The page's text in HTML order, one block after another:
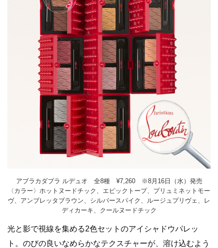
アブラカダブラ ルデュオ 全8種 ¥7,260 ※8月16日（水）発売
〈カラー〉ホットヌードチック、エピックトープ、プリュミネットモー
ヴ、アンブレッタブラウン、シルバースパイク、ルージュプリヴェ、レ
ディカーキ、クールヌードチック
光と影で視線を集める2色セットのアイシャドウパレッ
ト。のびの良いなめらかなテクスチャーが、溶け込むよう